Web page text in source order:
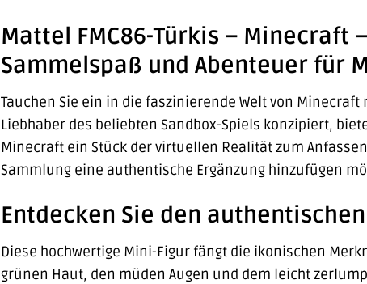
Mattel FMC86-Türkis – Minecraft
Sammelspaß und Abenteuer für
Tauchen Sie ein in die faszinierende Welt von
Liebhaber des beliebten Sandbox-Spiels konzipiert,
Minecraft ein Stück der virtuellen Realität zum
Sammlung eine authentische Ergänzung hinzufügen
Entdecken Sie den
Diese hochwertige Mini-Figur fängt die ikonischen
grünen Haut, den müden Augen und dem leicht